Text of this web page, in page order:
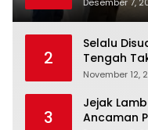
2
Selalu
Tengah
November 12,
3
Jejak
Ancaman